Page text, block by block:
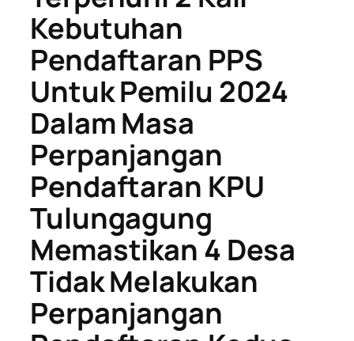
Kebutuhan
Pendaftaran PPS
Untuk Pemilu 2024
Dalam Masa
Perpanjangan
Pendaftaran KPU
Tulungagung
Memastikan 4 Desa
Tidak Melakukan
Perpanjangan